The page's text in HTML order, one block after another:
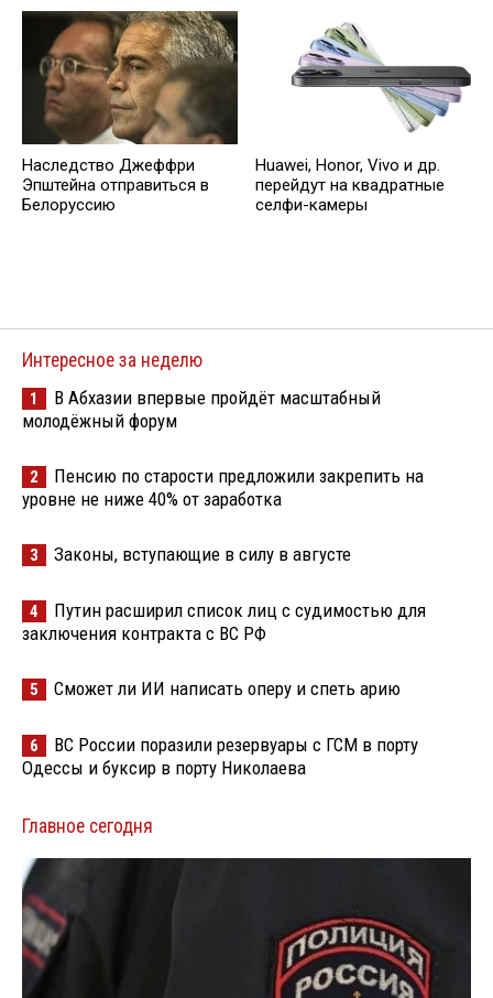
Наследство Джеффри
Эпштейна отправиться в
Белоруссию
Huawei, Honor, Vivo и др.
перейдут на квадратные
селфи-камеры
Интересное за неделю
1
В Абхазии впервые пройдёт масштабный
молодёжный форум
2
Пенсию по старости предложили закрепить на
уровне не ниже 40% от заработка
3 Законы, вступающие в силу в августе
4
Путин расширил список лиц с судимостью для
заключения контракта с ВС РФ
5 Сможет ли ИИ написать оперу и спеть арию
6
ВС России поразили резервуары с ГСМ в порту
Одессы и буксир в порту Николаева
Главное сегодня